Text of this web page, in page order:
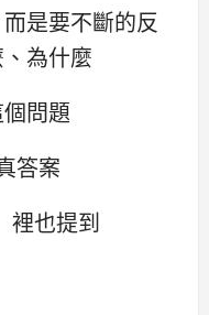
是要不斷的反
為什麼
問題
答案
裡也提到